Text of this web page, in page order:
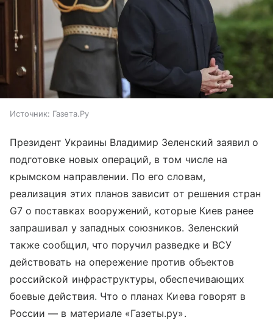
Источник: Газета.Ру
Президент Украины Владимир Зеленский заявил о
подготовке новых операций, в том числе на
крымском направлении. По его словам,
реализация этих планов зависит от решения стран
G7 о поставках вооружений, которые Киев ранее
запрашивал у западных союзников. Зеленский
также сообщил, что поручил разведке и ВСУ
действовать на опережение против объектов
российской инфраструктуры, обеспечивающих
боевые действия. Что о планах Киева говорят в
России — в материале «Газеты.ру».